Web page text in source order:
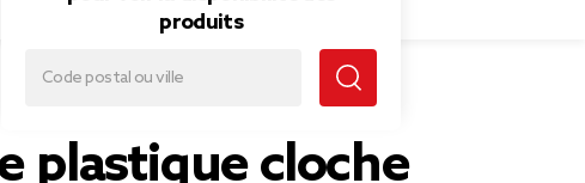
produits
plastique cloche